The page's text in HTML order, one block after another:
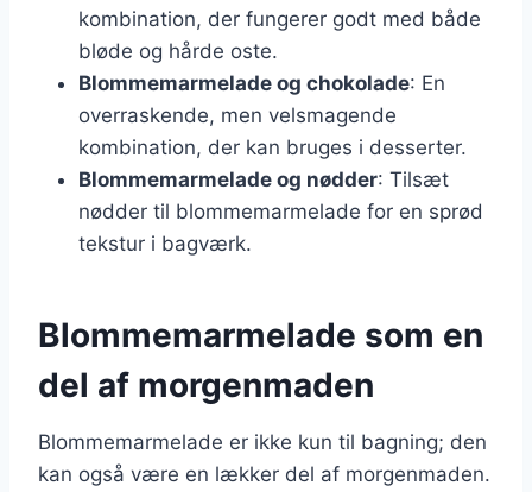
kombination, der fungerer godt med både
bløde og hårde oste.
Blommemarmelade og chokolade: En
overraskende, men velsmagende
kombination, der kan bruges i desserter.
Blommemarmelade og nødder: Tilsæt
nødder til blommemarmelade for en sprød
tekstur i bagværk.
Blommemarmelade som en
del af morgenmaden
Blommemarmelade er ikke kun til bagning; den
kan også være en lækker del af morgenmaden.